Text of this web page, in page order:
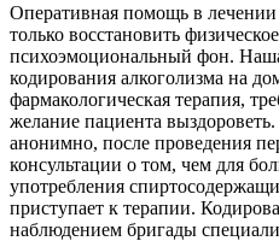
Оперативная помощь в
только восстановить
психоэмоциональный фон.
кодирования алкоголизма на
фармакологическая терапия,
желание пациента выздороветь.
анонимно, после проведения
консультации о том, чем для
употребления
приступает к терапии.
наблюдением бригады